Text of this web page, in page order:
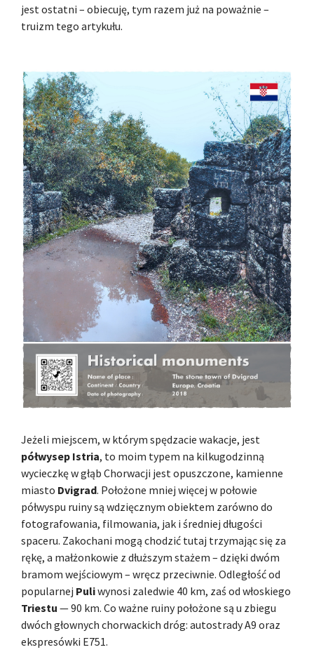
jest ostatni – obiecuję, tym razem już na poważnie –
truizm tego artykułu.
Jeżeli miejscem, w którym spędzacie wakacje, jest
półwysep Istria, to moim typem na kilkugodzinną
wycieczkę w głąb Chorwacji jest opuszczone, kamienne
miasto Dvigrad. Położone mniej więcej w połowie
półwyspu ruiny są wdzięcznym obiektem zarówno do
fotografowania, filmowania, jak i średniej długości
spaceru. Zakochani mogą chodzić tutaj trzymając się za
rękę, a małżonkowie z dłuższym stażem – dzięki dwóm
bramom wejściowym – wręcz przeciwnie. Odległość od
popularnej Puliwynosi zaledwie 40 km, zaś od włoskiego
Triestu — 90 km. Co ważne ruiny położone są u zbiegu
dwóch głownych chorwackich dróg: autostrady A9 oraz
ekspresówki E751.